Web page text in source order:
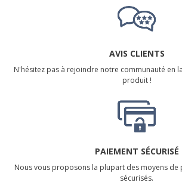
AVIS CLIENTS
N'hésitez pas à rejoindre notre communauté en
produit !
PAIEMENT SÉCURISÉ
Nous vous proposons la plupart des moyens
sécurisés.